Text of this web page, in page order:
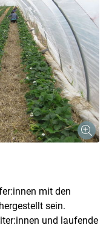
mit den
sein.
und laufende